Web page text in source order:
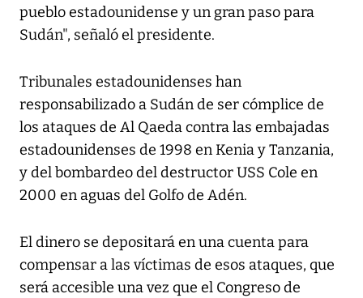
pueblo estadounidense y un gran paso para
Sudán", señaló el presidente.
Tribunales estadounidenses han
responsabilizado a Sudán de ser cómplice de
los ataques de Al Qaeda contra las embajadas
estadounidenses de 1998 en Kenia y Tanzania,
y del bombardeo del destructor USS Cole en
2000 en aguas del Golfo de Adén.
El dinero se depositará en una cuenta para
compensar a las víctimas de esos ataques, que
será accesible una vez que el Congreso de